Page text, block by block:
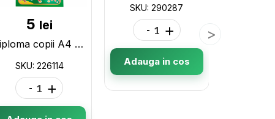
5 lei
Diploma copii A4 226114
SKU: 226114
- +
SKU: 290287
- +
Adauga in cos